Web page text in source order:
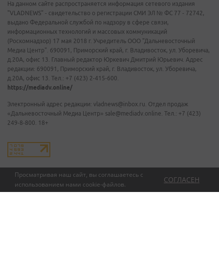
Просматривая наш сайт, вы соглашаетесь с
использованием нами cookie-файлов.
СОГЛАСЕН
На данном сайте распространяется информация сетевого издания
"VLADNEWS" - свидетельство о регистрации СМИ ЭЛ № ФС 77 - 72742,
выдано Федеральной службой по надзору в сфере связи,
информационных технологий и массовых коммуникаций
(Роскомнадзор) 17 мая 2018 г. Учредитель ООО "Дальневосточный
Медиа Центр". 690091, Приморский край, г. Владивосток, ул. Уборевича,
д.20А, офис 13. Главный редактор Юркевич Дмитрий Юрьевич. Адрес
редакции: 690091, Приморский край, г. Владивосток, ул. Уборевича,
д.20А, офис 13. Тел.: +7 (423) 2-415-600.
https://mediadv.online/
Электронный адрес редакции: vladnews@inbox.ru. Отдел продаж
«Дальневосточный Медиа Центр» sale@mediadv.online. Тел.: +7 (423)
249-8-800. 18+